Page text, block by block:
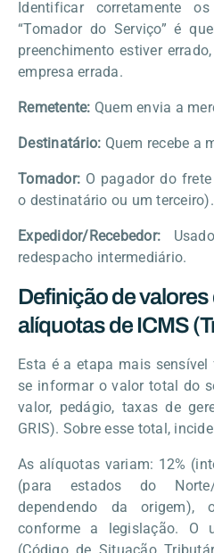
Identificar corretamente
“Tomador do Serviço” é
preenchimento estiver
empresa errada.
Remetente: Quem envia a
Destinatário: Quem recebe a
Tomador: O pagador do
o destinatário ou um terceiro).
Expedidor/Recebedor:
redespacho intermediário.
Definição de valores
alíquotas de ICMS
Esta é a etapa mais sensível
se informar o valor total do
valor, pedágio, taxas de
GRIS). Sobre esse total,
As alíquotas variam: 12%
(para estados do Norte/
dependendo da origem),
conforme a legislação. O